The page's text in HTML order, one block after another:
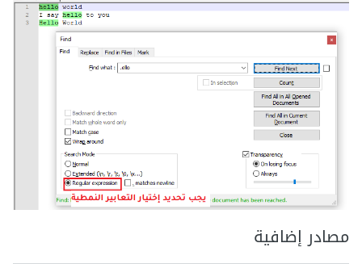
مصادر إضافية